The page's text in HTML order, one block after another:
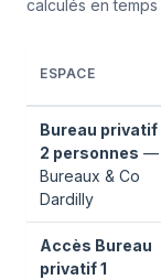
calculés en
ESPACE
Bureau privatif
2 personnes —
Bureaux & Co
Dardilly
Accès Bureau
privatif 1